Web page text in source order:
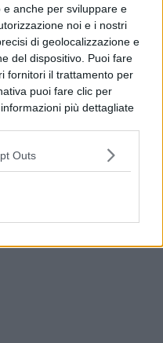
anche per sviluppare e
noi e i nostri
di geolocalizzazione e
del dispositivo. Puoi fare
fornitori il trattamento per
puoi fare clic per
più dettagliate
ma hai il diritto di
si
su questo sito o
riservatezza.
Outs